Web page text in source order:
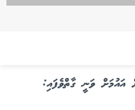
އައުމަށް ވަނީ ގާތްވެފައި: